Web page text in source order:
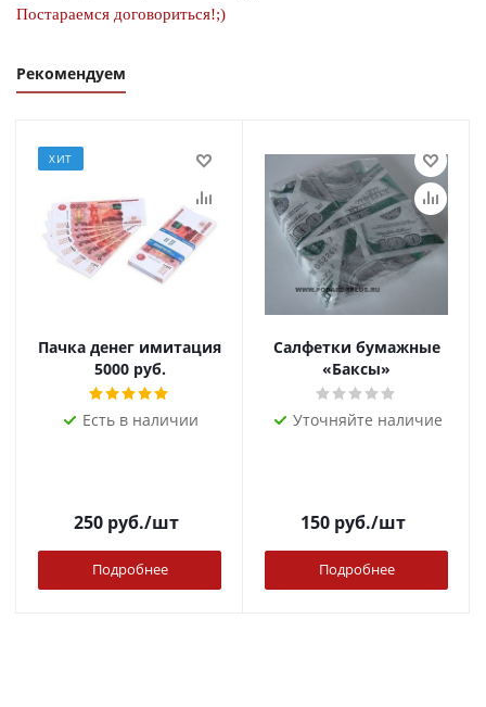
Постараемся договориться!;)
Рекомендуем
ХИТ
Пачка денег имитация
5000 руб.
Есть в наличии
250руб./шт
Подробнее
Салфетки бумажные
«Баксы»
Уточняйте наличие
150руб./шт
Подробнее